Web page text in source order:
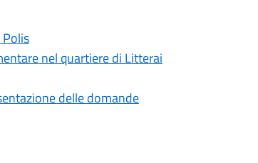
nel quartiere di Litterai
delle domande